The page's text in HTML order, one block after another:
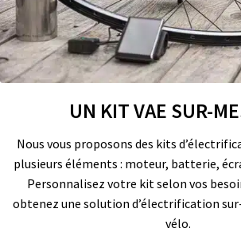
UN KIT VAE SUR-
Nous vous proposons des kits
plusieurs éléments : moteur, batterie,
Personnalisez votre kit selon vos
obtenez une solution d’électrification
vélo.